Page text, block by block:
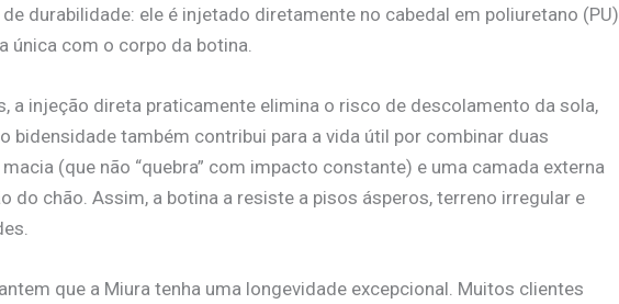
durabilidade: ele é injetado diretamente no cabedal em poliuretano (PU)
única com o corpo da botina.
a injeção direta praticamente elimina o risco de descolamento da sola,
bidensidade também contribui para a vida útil por combinar duas
(que não “quebra” com impacto constante) e uma camada externa
do chão. Assim, a botina a resiste a pisos ásperos, terreno irregular e
que a Miura tenha uma longevidade excepcional. Muitos clientes